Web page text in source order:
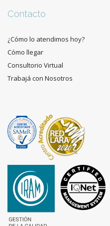
Contacto
¿Cómo lo atendimos hoy?
Cómo llegar
Consultorio Virtual
Trabajá con Nosotros